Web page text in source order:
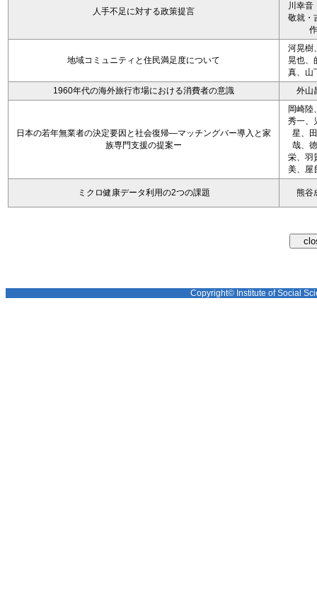
人手不足に対する政策提言
川幸音
敬就・
作
地域コミュニティと住民満足度について
河晃樹
晃也、
真、山
1960年代の海外旅行市場における消費者の意識
外山
日本の若年無業者の決定要因と社会復帰―マッチングバー導入と家
族専門支援の提案ー
岡崎陸
秀一、
星、
哉、
栄、羽
美、屋
ミクロ健康データ利用の2つの課題 熊谷
Copyright© Institute of Social